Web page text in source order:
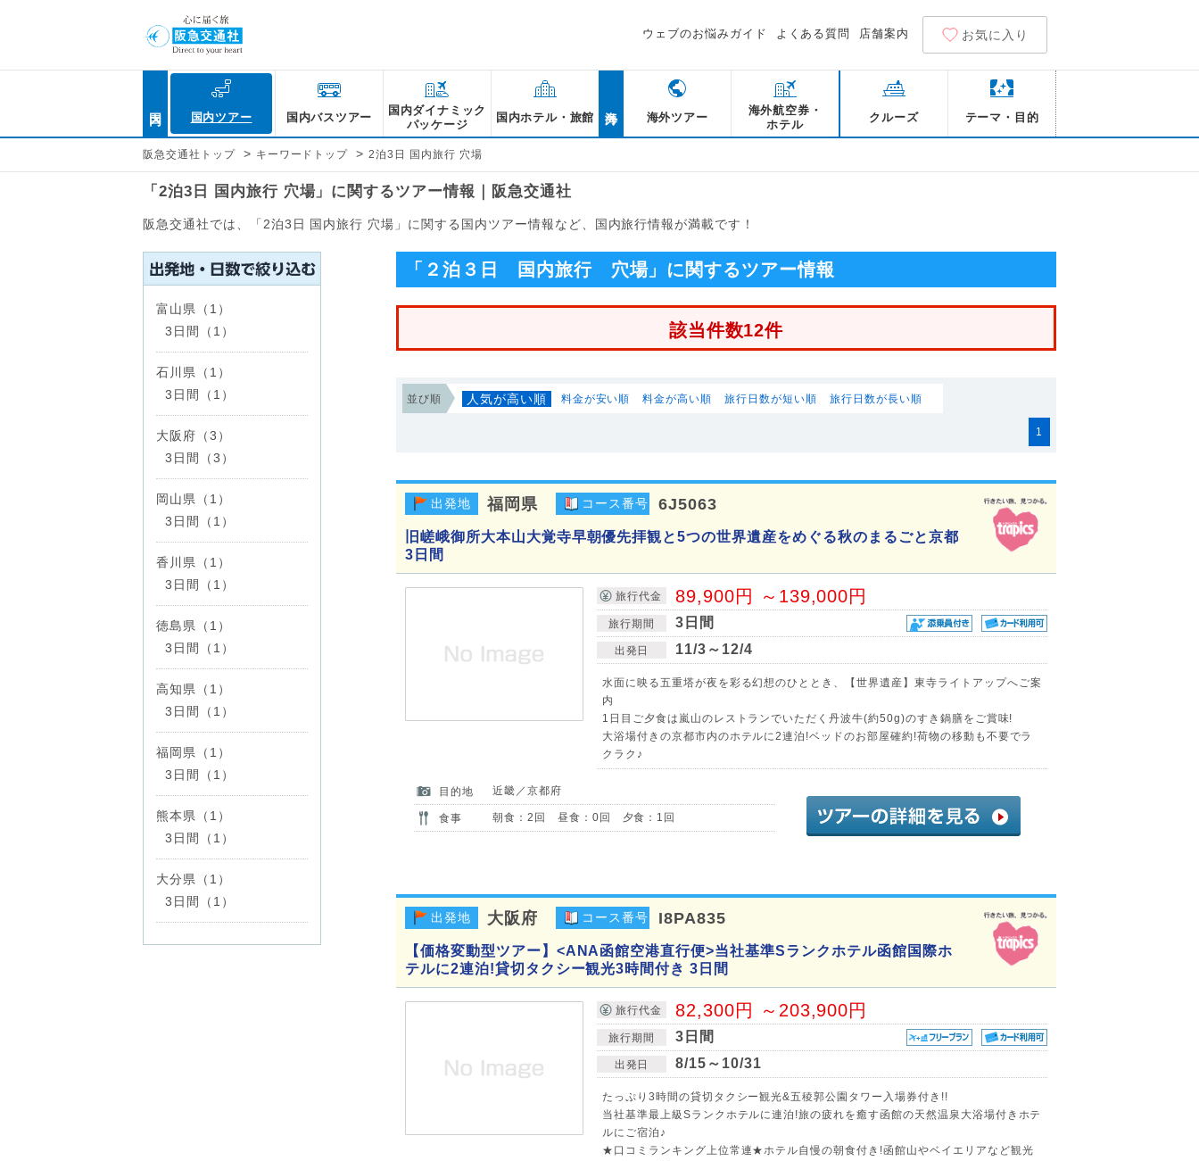
ウェブのお悩みガイド よくある質問 店舗案内 お気に入り
国内ツアー 国内バスツアー
国内ダイナミック
パッケージ
国内ホテル・旅館 海外ツアー
海外航空券・
ホテル
クルーズ テーマ・目的
阪急交通社トップ > キーワードトップ > 2泊3日 国内旅行 穴場
「2泊3日 国内旅行 穴場」に関するツアー情報｜阪急交通社
阪急交通社では、「2泊3日 国内旅行 穴場」に関する国内ツアー情報など、国内旅行情報が満載です！
「２泊３日 国内旅行 穴場」に関するツアー情報
該当件数12件
並び順 人気が高い順 料金が安い順 料金が高い順 旅行日数が短い順 旅行日数が長い順
1
出発地 福岡県 コース番号 6J5063
旧嵯峨御所大本山大覚寺早朝優先拝観と5つの世界遺産をめぐる秋のまるごと京都
3日間
旅行代金 89,900円 ～139,000円
旅行期間 3日間
出発日 11/3～12/4
水面に映る五重塔が夜を彩る幻想のひととき、【世界遺産】東寺ライトアップへご案
内
1日目ご夕食は嵐山のレストランでいただく丹波牛(約50g)のすき鍋膳をご賞味!
大浴場付きの京都市内のホテルに2連泊!ベッドのお部屋確約!荷物の移動も不要でラ
クラク♪
目的地 近畿／京都府
食事 朝食：2回 昼食：0回 夕食：1回
出発地 大阪府 コース番号 I8PA835
【価格変動型ツアー】<ANA函館空港直行便>当社基準Sランクホテル函館国際ホ
テルに2連泊!貸切タクシー観光3時間付き 3日間
旅行代金 82,300円 ～203,900円
旅行期間 3日間
出発日 8/15～10/31
たっぷり3時間の貸切タクシー観光&五稜郭公園タワー入場券付き!!
当社基準最上級Sランクホテルに連泊!旅の疲れを癒す函館の天然温泉大浴場付きホテ
ルにご宿泊♪
★口コミランキング上位常連★ホテル自慢の朝食付き!函館山やベイエリアなど観光
富山県（1）
3日間（1）
石川県（1）
3日間（1）
大阪府（3）
3日間（3）
岡山県（1）
3日間（1）
香川県（1）
3日間（1）
徳島県（1）
3日間（1）
高知県（1）
3日間（1）
福岡県（1）
3日間（1）
熊本県（1）
3日間（1）
大分県（1）
3日間（1）